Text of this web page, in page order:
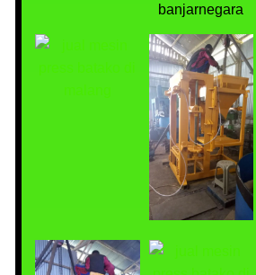
banjarnegara